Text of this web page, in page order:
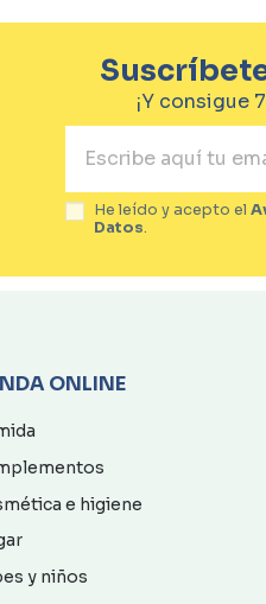
¡Y consigue
He leído y acepto el
Datos.
ONLINE
e higiene
y niños